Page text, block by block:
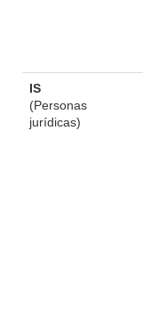
IS
(Personas
jurídicas)